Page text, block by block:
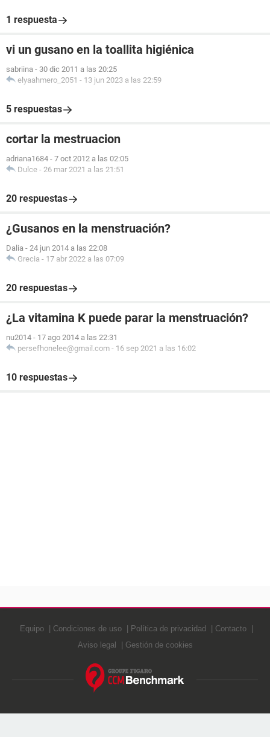
1 respuesta
vi un gusano en la toallita higiénica
sabriina - 30 dic 2011 a las 20:25
elyaahmero_2051 - 13 jun 2023 a las 22:59
5 respuestas
cortar la mestruacion
adriana1684 - 7 oct 2012 a las 02:05
Dulce - 26 mar 2021 a las 21:51
20 respuestas
¿Gusanos en la menstruación?
Dalia - 24 jun 2014 a las 22:08
Grecia - 17 abr 2022 a las 07:09
20 respuestas
¿La vitamina K puede parar la menstruación?
nu2014 - 17 ago 2014 a las 22:31
persefhonelee@gmail.com - 16 sep 2021 a las 16:02
10 respuestas
Equipo Condiciones de uso Política de privacidad
Contacto
Aviso legal
Gestión de cookies